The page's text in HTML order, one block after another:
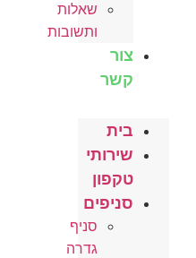
שאלות
ותשובות
צור
קשר
בית
שירותי
טקפון
סניפים
סניף
גדרה